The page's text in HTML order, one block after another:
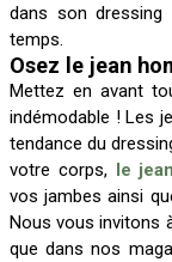
dans son
temps.
Osez le jean
Mettez en avant
indémodable ! Les
tendance du
votre corps, le
vos jambes ainsi
Nous vous invitons
que dans nos